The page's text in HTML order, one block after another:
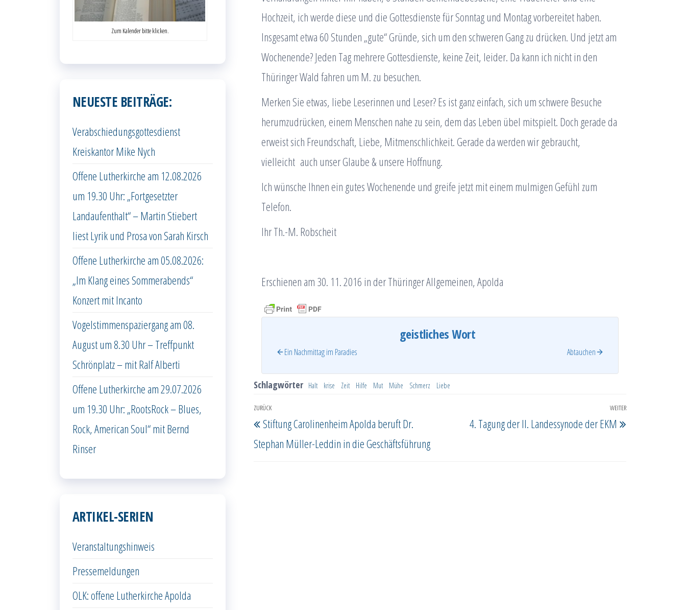
Hochzeit, ich werde diese und die Gottesdienste für Sonntag und Montag vorbereitet haben.
Insgesamt etwa 60 Stunden „gute“ Gründe, sich um den schweren Gang zu drücken. Und jetzt am
Wochenende? Jeden Tag mehrere Gottesdienste, keine Zeit, leider. Da kann ich nicht in den
Thüringer Wald fahren um M. zu besuchen.
Merken Sie etwas, liebe Leserinnen und Leser? Es ist ganz einfach, sich um schwere Besuche
herumzudrücken, einem Menschen nahe zu sein, dem das Leben übel mitspielt. Doch gerade da
erweist sich Freundschaft, Liebe, Mitmenschlichkeit. Gerade da werden wir gebraucht,
vielleicht auch unser Glaube & unsere Hoffnung.
Ich wünsche Ihnen ein gutes Wochenende und greife jetzt mit einem mulmigen Gefühl zum
Telefon.
Ihr Th.-M. Robscheit
Erschienen am 30. 11. 2016 in der Thüringer Allgemeinen, Apolda
geistliches Wort
Ein Nachmittag im Paradies Abtauchen
Schlagwörter Halt krise Zeit Hilfe Mut Mühe Schmerz Liebe
Beitragsnavigation
Vorheriger
Beitrag
ZURÜCK
Stiftung Carolinenheim Apolda beruft Dr.
Stephan Müller-Leddin in die Geschäftsführung
Nächster
WEITER
4. Tagung der II. Landessynode der EKM
Zum Kalender bitte klicken.
NEUESTE BEITRÄGE:
Verabschiedungsgottesdienst
Kreiskantor Mike Nych
Offene Lutherkirche am 12.08.2026
um 19.30 Uhr: „Fortgesetzter
Landaufenthalt“ – Martin Stiebert
liest Lyrik und Prosa von Sarah Kirsch
Offene Lutherkirche am 05.08.2026:
„Im Klang eines Sommerabends“
Konzert mit Incanto
Vogelstimmenspaziergang am 08.
August um 8.30 Uhr – Treffpunkt
Schrönplatz – mit Ralf Alberti
Offene Lutherkirche am 29.07.2026
um 19.30 Uhr: „RootsRock – Blues,
Rock, American Soul“ mit Bernd
Rinser
ARTIKEL-SERIEN
Veranstaltungshinweis
Pressemeldungen
OLK: offene Lutherkirche Apolda